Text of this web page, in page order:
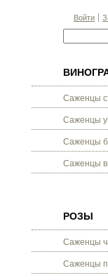
Войти
Саженцы
Саженцы
Саженцы
Саженцы
РОЗЫ
Саженцы
Саженцы